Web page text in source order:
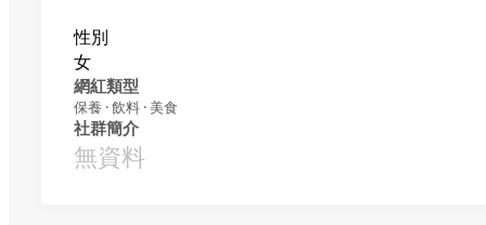
性別
女
網紅類型
保養 · 飲料 · 美食
社群簡介
無資料